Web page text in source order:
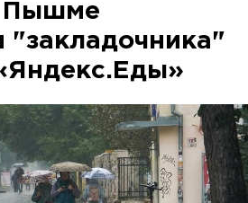
Пышме
"закладочника"